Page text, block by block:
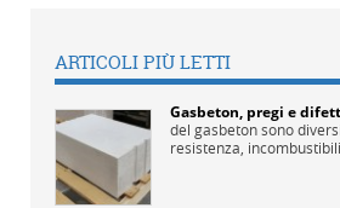
ARTICOLI PIÙ LETTI
Gasbeton, pregi e
del gasbeton sono
resistenza,